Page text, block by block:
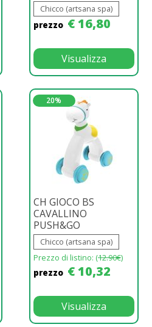
Chicco (artsana spa)
prezzo € 16,80
Visualizza
20%
CH GIOCO BS
CAVALLINO
PUSH&GO
Chicco (artsana spa)
Prezzo di listino: (12.90€)
prezzo € 10,32
Visualizza